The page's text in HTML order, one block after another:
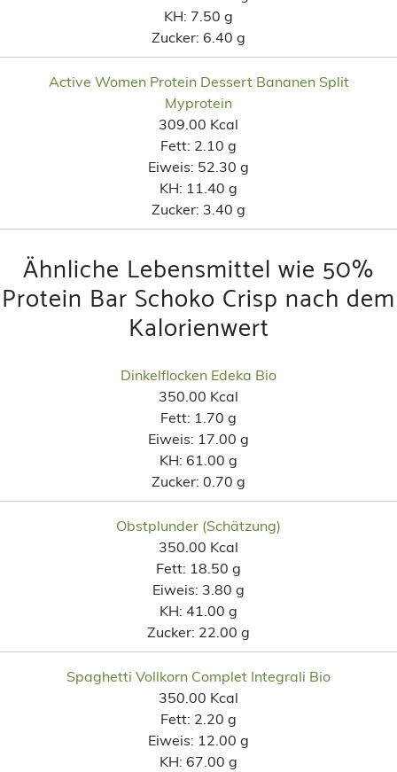
KH: 7.50 g
Zucker: 6.40 g
Active Women Protein Dessert Bananen Split
Myprotein
309.00 Kcal
Fett: 2.10 g
Eiweis: 52.30 g
KH: 11.40 g
Zucker: 3.40 g
Ähnliche Lebensmittel wie 50%
Protein Bar Schoko Crisp nach dem
Kalorienwert
Dinkelflocken Edeka Bio
350.00 Kcal
Fett: 1.70 g
Eiweis: 17.00 g
KH: 61.00 g
Zucker: 0.70 g
Obstplunder (Schätzung)
350.00 Kcal
Fett: 18.50 g
Eiweis: 3.80 g
KH: 41.00 g
Zucker: 22.00 g
Spaghetti Vollkorn Complet Integrali Bio
350.00 Kcal
Fett: 2.20 g
Eiweis: 12.00 g
KH: 67.00 g